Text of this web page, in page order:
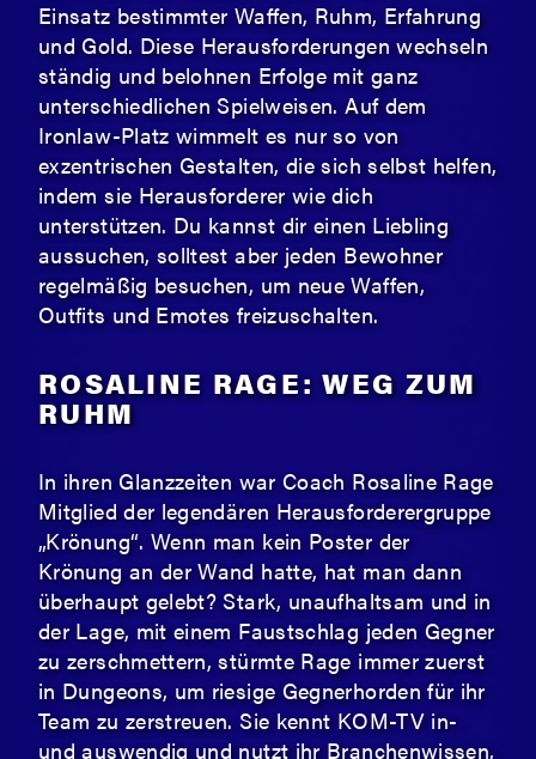
Einsatz bestimmter Waffen, Ruhm, Erfahrung
und Gold. Diese Herausforderungen wechseln
ständig und belohnen Erfolge mit ganz
unterschiedlichen Spielweisen. Auf dem
Ironlaw-Platz wimmelt es nur so von
exzentrischen Gestalten, die sich selbst helfen,
indem sie Herausforderer wie dich
unterstützen. Du kannst dir einen Liebling
aussuchen, solltest aber jeden Bewohner
regelmäßig besuchen, um neue Waffen,
Outfits und Emotes freizuschalten.
ROSALINE RAGE: WEG ZUM
RUHM
In ihren Glanzzeiten war Coach Rosaline Rage
Mitglied der legendären Herausforderergruppe
„Krönung“. Wenn man kein Poster der
Krönung an der Wand hatte, hat man dann
überhaupt gelebt? Stark, unaufhaltsam und in
der Lage, mit einem Faustschlag jeden Gegner
zu zerschmettern, stürmte Rage immer zuerst
in Dungeons, um riesige Gegnerhorden für ihr
Team zu zerstreuen. Sie kennt KOM-TV in-
und auswendig und nutzt ihr Branchenwissen,